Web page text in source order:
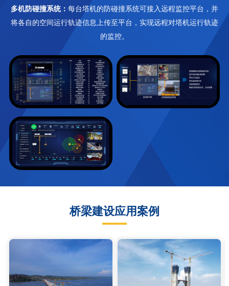
多机防碰撞系统： 每台塔机的防碰撞系统可接入远程监控平台，并
将各自的空间运行轨迹信息上传至平台，实现远程对塔机运行轨迹
的监控。
桥梁建设应用案例